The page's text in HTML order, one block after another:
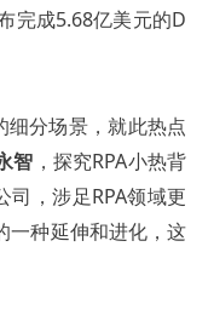
完成5.68亿美元的D
细分场景，就此热点
智 ，探究RPA小热背
司，涉足RPA领域更
一种延伸和进化，这